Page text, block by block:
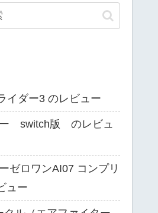
イダー3 のレビュー
ー switch版 のレビュ
ゼロワンAI07 コンプリ
ュー